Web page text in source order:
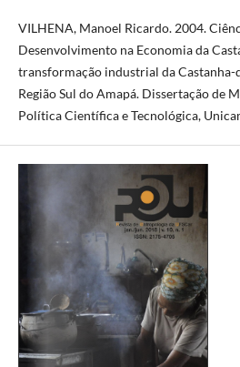
VILHENA, Manoel Ricardo. 2004.
Desenvolvimento na Economia da
transformação industrial da
Região Sul do Amapá. Dissertação de
Política Científica e Tecnológica,